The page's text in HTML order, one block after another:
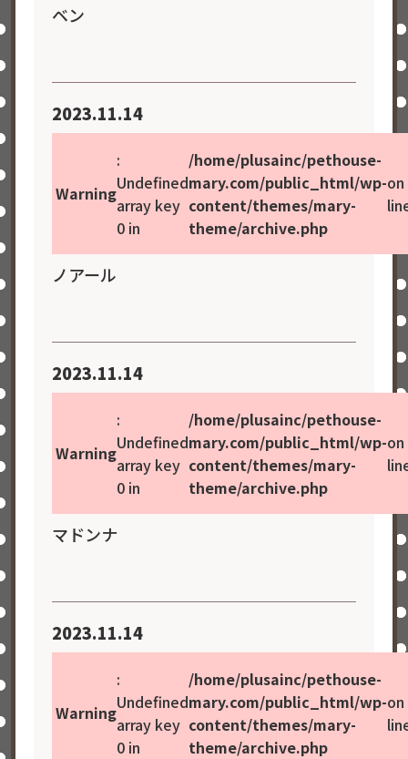
ベン
2023.11.14
Warning
:
Undefined
array key
0 in
/home/plusainc/pethouse-
mary.com/public_html/wp-
content/themes/mary-
theme/archive.php
on
ノアール
2023.11.14
Warning
:
Undefined
array key
0 in
/home/plusainc/pethouse-
mary.com/public_html/wp-
content/themes/mary-
theme/archive.php
on
マドンナ
2023.11.14
Warning
:
Undefined
array key
0 in
/home/plusainc/pethouse-
mary.com/public_html/wp-
content/themes/mary-
theme/archive.php
on